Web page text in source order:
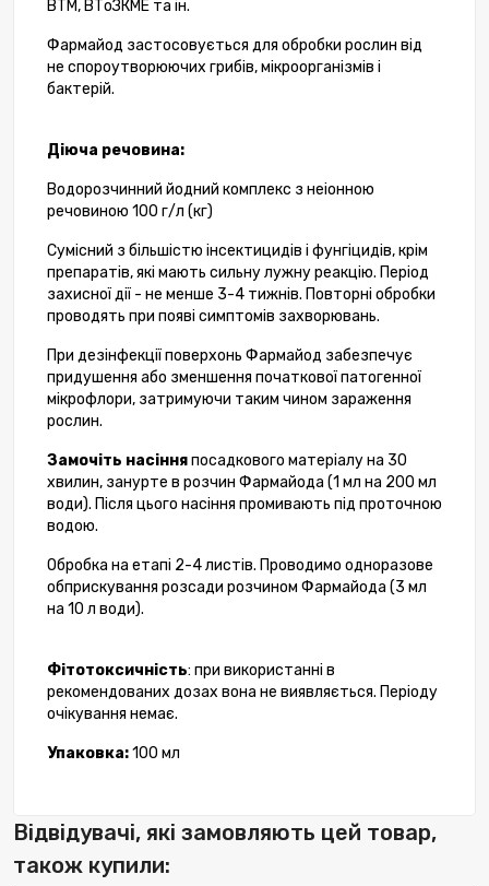
ВТМ, ВТоЗКМЕ та ін.
Фармайод застосовується для обробки рослин від
не спороутворюючих грибів, мікроорганізмів і
бактерій.
Діюча речовина:
Водорозчинний йодний комплекс з неіонною
речовиною 100 г/л (кг)
Сумісний з більшістю інсектицидів і фунгіцидів, крім
препаратів, які мають сильну лужну реакцію. Період
захисної дії - не менше 3-4 тижнів. Повторні обробки
проводять при появі симптомів захворювань.
При дезінфекції поверхонь Фармайод забезпечує
придушення або зменшення початкової патогенної
мікрофлори, затримуючи таким чином зараження
рослин.
Замочіть насінняпосадкового матеріалу на 30
хвилин, занурте в розчин Фармайода (1 мл на 200 мл
води). Після цього насіння промивають під проточною
водою.
Обробка на етапі 2-4 листів. Проводимо одноразове
обприскування розсади розчином Фармайода (3 мл
на 10 л води).
Фітотоксичність: при використанні в
рекомендованих дозах вона не виявляється. Періоду
очікування немає.
Упаковка:100 мл
Відвідувачі, які замовляють цей товар,
також купили: